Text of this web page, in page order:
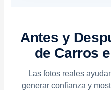
Antes y
de Carros
Las fotos reales
generar confianza y